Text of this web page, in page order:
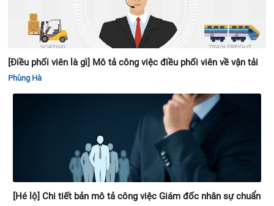
[Điều phối viên là gì] Mô tả công việc điều phối viên về vận tải
Phùng Hà
[Hé lộ] Chi tiết bản mô tả công việc Giám đốc nhân sự chuẩn